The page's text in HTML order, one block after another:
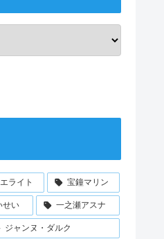
ライト 宝鐘マリン
せい 一之瀬アスナ
ジャンヌ・ダルク